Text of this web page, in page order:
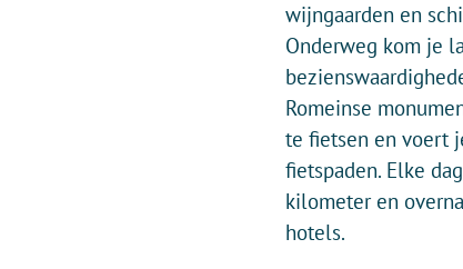
wijngaarden en
Onderweg kom je
Romeinse
te fietsen en voert
fietspaden. Elke
kilometer en
hotels.